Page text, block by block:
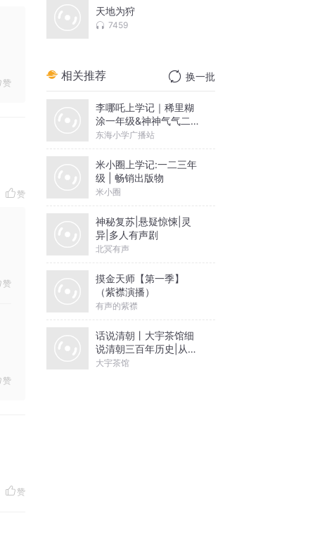
赞
赞
赞
赞
赞
天地为狩
7459
相关推荐 换一批
李哪吒上学记｜稀里糊
涂一年级&神神气气二年
级
东海小学广播站
米小圈上学记:一二三年
级 | 畅销出版物
米小圈
神秘复苏|悬疑惊悚|灵
异|多人有声剧
北冥有声
摸金天师【第一季】
（紫襟演播）
有声的紫襟
话说清朝丨大宇茶馆细
说清朝三百年历史|从努
尔哈赤到末代皇帝溥仪|
大宇茶馆